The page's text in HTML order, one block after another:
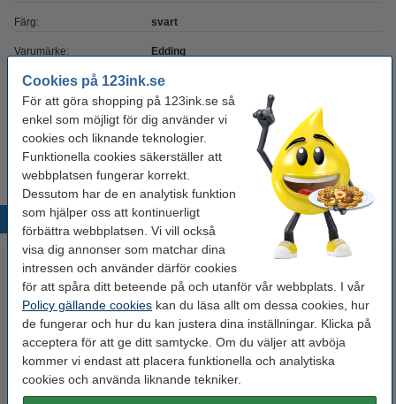
Cookies på 123ink.se
För att göra shopping på 123ink.se så
enkel som möjligt för dig använder vi
cookies och liknande teknologier.
Funktionella cookies säkerställer att
webbplatsen fungerar korrekt.
Dessutom har de en analytisk funktion
som hjälper oss att kontinuerligt
förbättra webbplatsen. Vi vill också
visa dig annonser som matchar dina
intressen och använder därför cookies
för att spåra ditt beteende på och utanför vår webbplats. I vår
Policy gällande cookies kan du läsa allt om dessa cookies, hur
de fungerar och hur du kan justera dina inställningar. Klicka på
acceptera för att ge ditt samtycke. Om du väljer att avböja
kommer vi endast att placera funktionella och analytiska
cookies och använda liknande tekniker.
Färg: svart
Varumärke: Edding
Volym: 25 ml
Vårt artikelnr:
Nummer: FTK 25
Populära produkter
Canon GI-490BK svart
Varumärket 123ink ersätter